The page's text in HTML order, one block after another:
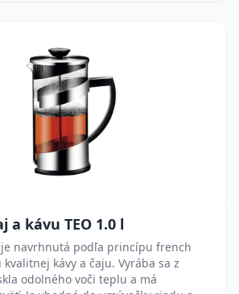
a kávu TEO 1.0 l
je navrhnutá podľa princípu french
kávy a čaju. Vyrába sa z
odolného voči teplu a má